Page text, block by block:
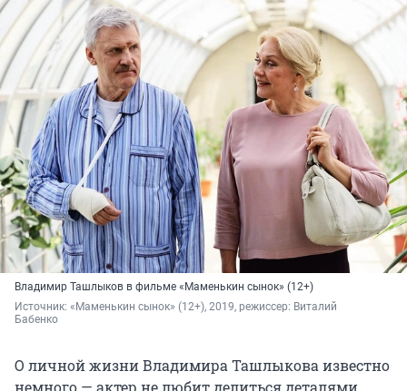
Владимир Ташлыков в фильме «Маменькин сынок» (12+)
Источник: «Маменькин сынок» (12+), 2019, режиссер: Виталий
Бабенко
О личной жизни Владимира Ташлыкова известно
немного — актер не любит делиться деталями